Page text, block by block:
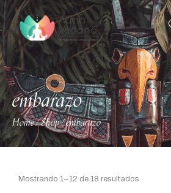
embarazo
Home/Shop/embarazo
Mostrando 1–12 de 18 resultados